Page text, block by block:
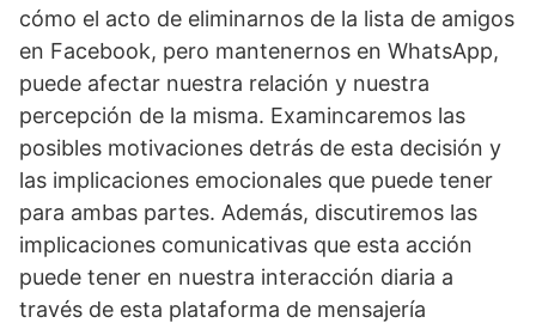
cómo el acto de eliminarnos de la lista de amigos
en Facebook, pero mantenernos en WhatsApp,
puede afectar nuestra relación y nuestra
percepción de la misma. Examincaremos las
posibles motivaciones detrás de esta decisión y
las implicaciones emocionales que puede tener
para ambas partes. Además, discutiremos las
implicaciones comunicativas que esta acción
puede tener en nuestra interacción diaria a
través de esta plataforma de mensajería